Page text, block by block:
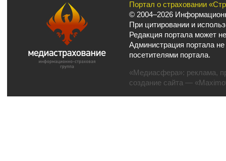
Портал о страховании
© 2004–2026
При цитировании и
Редакция портала может
Администрация портала
посетителями портала.
«Медиасфера»: реклама,
создание сайта —